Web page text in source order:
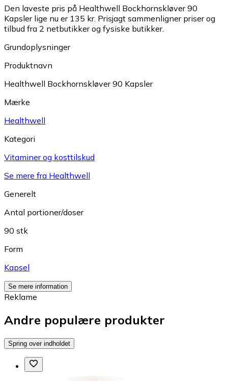
Den laveste pris på Healthwell Bockhornskløver 90
Kapsler lige nu er 135 kr. Prisjagt sammenligner priser og
tilbud fra 2 netbutikker og fysiske butikker.
Grundoplysninger
Produktnavn
Healthwell Bockhornskløver 90 Kapsler
Mærke
Healthwell
Kategori
Vitaminer og kosttilskud
Se mere fra Healthwell
Generelt
Antal portioner/doser
90 stk
Form
Kapsel
Se mere information
Reklame
Andre populære produkter
Spring over indholdet